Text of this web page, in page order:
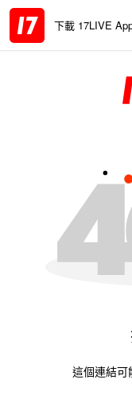
下載 17LIVE
這個連結可